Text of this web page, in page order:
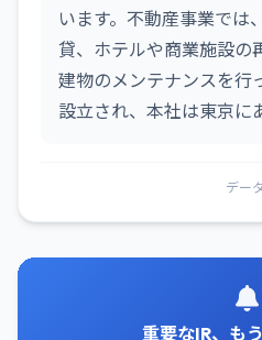
います。不動産事業では
貸、ホテルや商業施設の
建物のメンテナンスを行
設立され、本社は東京に
デー
重要なIR、も